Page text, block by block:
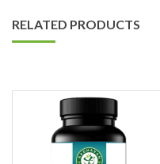
RELATED PRODUCTS